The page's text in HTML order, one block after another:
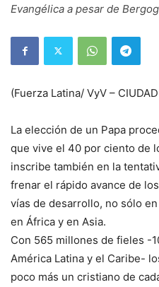
Evangélica a pesar de
(Fuerza Latina/ VyV –
La elección de un Papa
que vive el 40 por ciento de
inscribe también en la
frenar el rápido avance de
vías de desarrollo, no sólo
en África y en Asia.
Con 565 millones de fieles -
América Latina y el Caribe-
poco más un cristiano de